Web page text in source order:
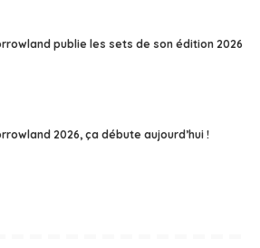
publie les sets de son édition 2026
2026, ça débute aujourd’hui !